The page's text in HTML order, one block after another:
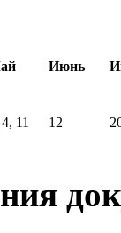
Июнь
11 12